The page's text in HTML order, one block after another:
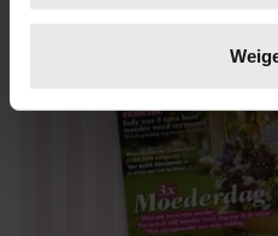
verwerkt en stel uw
intrekken in de
We gebruiken cookies om
personaliseren, om functies
en om ons websiteverkeer